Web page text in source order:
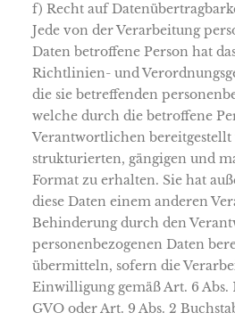
f) Recht auf
Jede von der Verarbeitung
Daten betroffene Person hat
Richtlinien- und
die sie betreffenden
welche durch die betroffene
Verantwortlichen
strukturierten, gängigen und
Format zu erhalten. Sie hat
diese Daten einem anderen
Behinderung durch den
personenbezogenen Daten
übermitteln, sofern die
Einwilligung gemäß Art. 6 Abs.
GVO oder Art. 9 Abs. 2